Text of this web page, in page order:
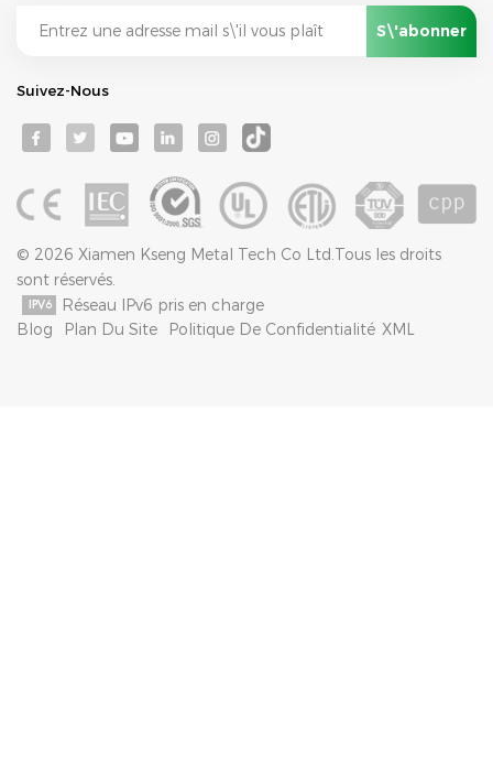
Suivez-Nous
© 2026 Xiamen Kseng Metal Tech Co Ltd.Tous les droits
sont réservés.
Réseau IPv6 pris en charge
Blog
Plan Du Site Politique De Confidentialité XML